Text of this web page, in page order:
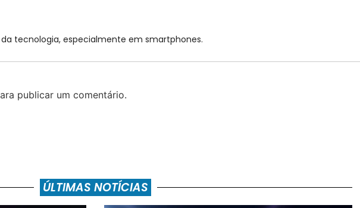
tecnologia, especialmente em smartphones.
publicar um comentário.
ÚLTIMAS NOTÍCIAS